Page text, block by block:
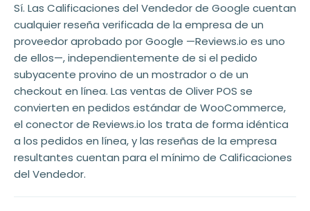
Sí. Las Calificaciones del Vendedor de Google cuentan
cualquier reseña verificada de la empresa de un
proveedor aprobado por Google —Reviews.io es uno
de ellos—, independientemente de si el pedido
subyacente provino de un mostrador o de un
checkout en línea. Las ventas de Oliver POS se
convierten en pedidos estándar de WooCommerce,
el conector de Reviews.io los trata de forma idéntica
a los pedidos en línea, y las reseñas de la empresa
resultantes cuentan para el mínimo de Calificaciones
del Vendedor.